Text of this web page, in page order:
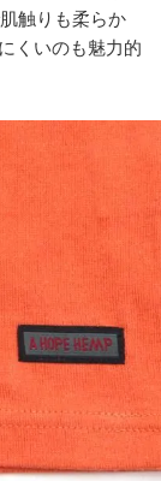
触りも柔らか
くいのも魅力的